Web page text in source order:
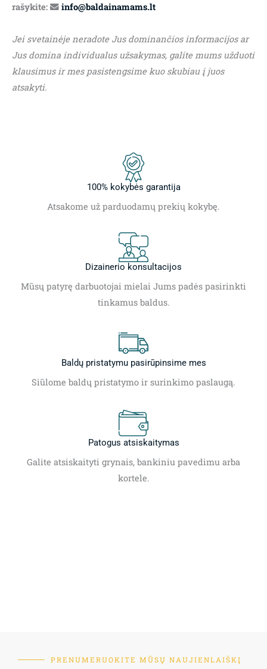
rašykite:
info@baldainamams.lt
Jei svetainėje neradote Jus dominančios informacijos ar
Jus domina individualus užsakymas, galite mums užduoti
klausimus ir mes pasistengsime kuo skubiau į juos
atsakyti.
100% kokybės garantija
Atsakome už parduodamų prekių kokybę.
Dizainerio konsultacijos
Mūsų patyrę darbuotojai mielai Jums padės pasirinkti
tinkamus baldus.
Baldų pristatymu pasirūpinsime mes
Siūlome baldų pristatymo ir surinkimo paslaugą.
Patogus atsiskaitymas
Galite atsiskaityti grynais, bankiniu pavedimu arba
kortele.
PRENUMERUOKITE MŪSŲ NAUJIENLAIŠKĮ